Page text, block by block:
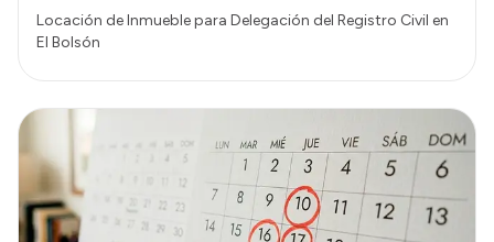
Locación de Inmueble para Delegación del Registro Civil en
El Bolsón